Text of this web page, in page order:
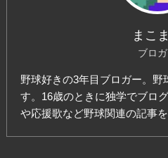
まこ
ブロ
野球好きの3年目ブロガー。
す。16歳のときに独学でブロ
や応援歌など野球関連の記事